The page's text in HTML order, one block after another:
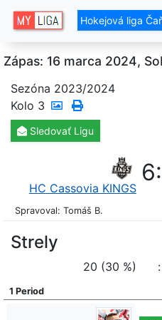
Hokejová liga
Zápas: 16 marca 2024,
Sezóna 2023/2024
Kolo 3
Sledovať Ligu
HC Cassovia KINGS
6:
Spravoval: Tomáš B.
Strely
20 (30 %) :
1 Period